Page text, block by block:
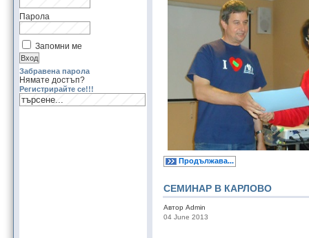
Парола
Запомни ме
Забравена парола
Нямате достъп?
Регистрирайте се!!!
Продължава...
СЕМИНАР В КАРЛОВО
Автор Admin
04 June 2013